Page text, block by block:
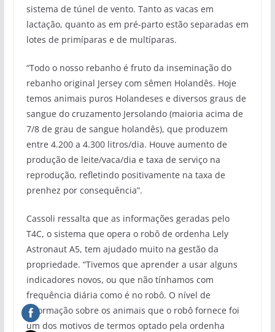
sistema de túnel de vento. Tanto as vacas em
lactação, quanto as em pré-parto estão separadas em
lotes de primíparas e de multíparas.
“Todo o nosso rebanho é fruto da inseminação do
rebanho original Jersey com sêmen Holandês. Hoje
temos animais puros Holandeses e diversos graus de
sangue do cruzamento Jersolando (maioria acima de
7/8 de grau de sangue holandês), que produzem
entre 4.200 a 4.300 litros/dia. Houve aumento de
produção de leite/vaca/dia e taxa de serviço na
reprodução, refletindo positivamente na taxa de
prenhez por consequência”.
Cassoli ressalta que as informações geradas pelo
T4C, o sistema que opera o robô de ordenha Lely
Astronaut A5, tem ajudado muito na gestão da
propriedade. “Tivemos que aprender a usar alguns
indicadores novos, ou que não tínhamos com
frequência diária como é no robô. O nível de
informação sobre os animais que o robô fornece foi
um dos motivos de termos optado pela ordenha